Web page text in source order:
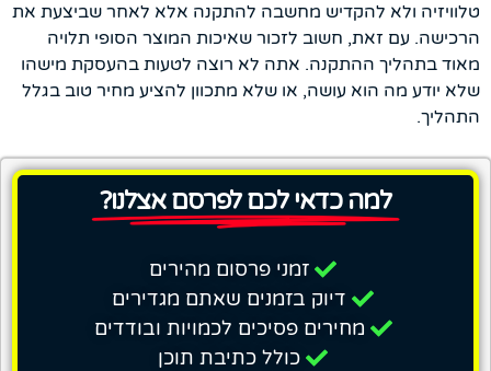
טלוויזיה ולא להקדיש מחשבה להתקנה אלא לאחר שביצעת את
הרכישה. עם זאת, חשוב לזכור שאיכות המוצר הסופי תלויה
מאוד בתהליך ההתקנה. אתה לא רוצה לטעות בהעסקת מישהו
שלא יודע מה הוא עושה, או שלא מתכוון להציע מחיר טוב בגלל
התהליך.
למה כדאי לכם לפרסם אצלנו?
זמני פרסום מהירים
דיוק בזמנים שאתם מגדירים
מחירים פסיכים לכמויות ובודדים
כולל כתיבת תוכן